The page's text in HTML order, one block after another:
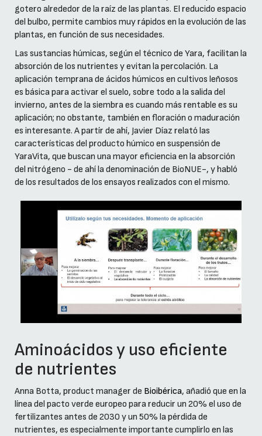
gotero alrededor de la raíz de las plantas. El reducido espacio
del bulbo, permite cambios muy rápidos en la evolución de las
plantas, en función de sus necesidades.
Las sustancias húmicas, según el técnico de Yara, facilitan la
absorción de los nutrientes y evitan la percolación. La
aplicación temprana de ácidos húmicos en cultivos leñosos
es básica para activar el suelo, sobre todo a la salida del
invierno, antes de la siembra es cuando más rentable es su
aplicación; no obstante, también en floración o maduración
es interesante. A partír de ahí, Javier Díaz relató las
características del producto húmico en suspensión de
YaraVita, que buscan una mayor eficiencia en la absorción
del nitrógeno - de ahí la denominación de BioNUE-, y habló
de los resultados de los ensayos realizados con el mismo.
Aminoácidos y uso eficiente
de nutrientes
Anna Botta, product manager de Bioibérica, añadió que en la
línea del pacto verde europeo para reducir un 20% el uso de
fertilizantes antes de 2030 y un 50% la pérdida de
nutrientes, es especialmente importante cumplirlo en las